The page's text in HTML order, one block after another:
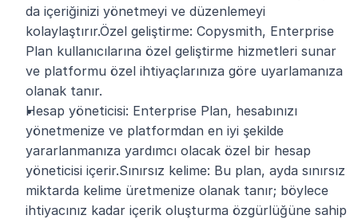
da içeriğinizi yönetmeyi ve düzenlemeyi
kolaylaştırır.Özel geliştirme: Copysmith, Enterprise
Plan kullanıcılarına özel geliştirme hizmetleri sunar
ve platformu özel ihtiyaçlarınıza göre uyarlamanıza
olanak tanır.
Hesap yöneticisi: Enterprise Plan, hesabınızı
yönetmenize ve platformdan en iyi şekilde
yararlanmanıza yardımcı olacak özel bir hesap
yöneticisi içerir.Sınırsız kelime: Bu plan, ayda sınırsız
miktarda kelime üretmenize olanak tanır; böylece
ihtiyacınız kadar içerik oluşturma özgürlüğüne sahip